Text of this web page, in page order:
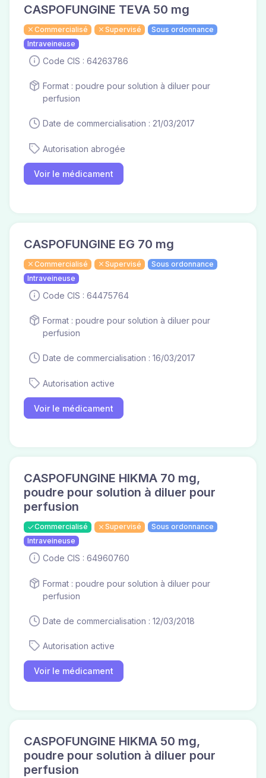
CASPOFUNGINE TEVA 50 mg
Commercialisé Supervisé
Sous ordonnance
Intraveineuse
Code CIS : 64263786
Format : poudre pour solution à diluer pour
perfusion
Date de commercialisation : 21/03/2017
Autorisation abrogée
Voir le médicament
CASPOFUNGINE EG 70 mg
Commercialisé Supervisé
Sous ordonnance
Intraveineuse
Code CIS : 64475764
Format : poudre pour solution à diluer pour
perfusion
Date de commercialisation : 16/03/2017
Autorisation active
Voir le médicament
CASPOFUNGINE HIKMA 70 mg,
poudre pour solution à diluer pour
perfusion
Commercialisé Supervisé
Sous ordonnance
Intraveineuse
Code CIS : 64960760
Format : poudre pour solution à diluer pour
perfusion
Date de commercialisation : 12/03/2018
Autorisation active
Voir le médicament
CASPOFUNGINE HIKMA 50 mg,
poudre pour solution à diluer pour
perfusion